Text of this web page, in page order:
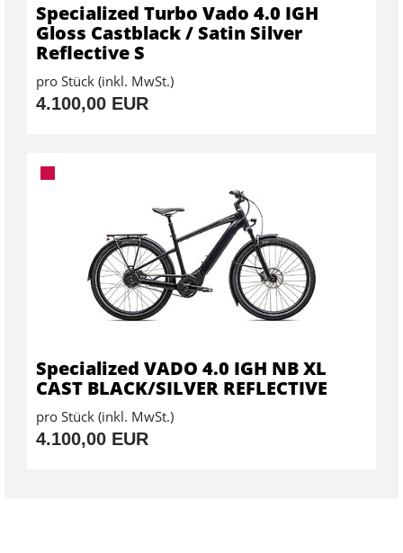
Specialized Turbo Vado 4.0 IGH
Gloss Castblack / Satin Silver
Reflective S
pro Stück (inkl. MwSt.)
4.100,00 EUR
Specialized VADO 4.0 IGH NB XL
CAST BLACK/SILVER REFLECTIVE
pro Stück (inkl. MwSt.)
4.100,00 EUR